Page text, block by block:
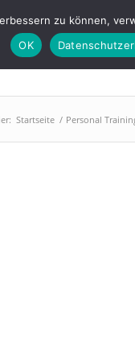
Training
Startseite / Personal
zu können,
OK